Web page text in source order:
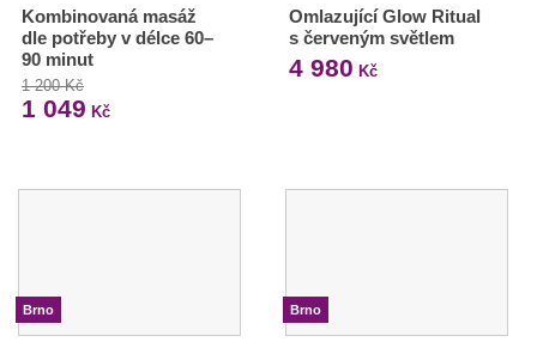
Kombinovaná masáž
dle potřeby v délce 60–
90 minut
1 200 Kč
1 049 Kč
Omlazující Glow Ritual
s červeným světlem
4 980 Kč
Brno Brno